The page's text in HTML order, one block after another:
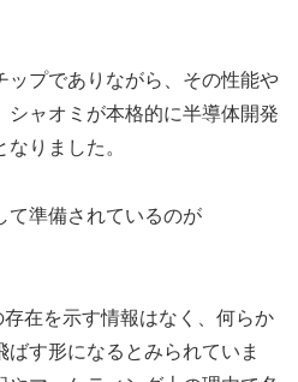
ップでありながら、その性能や
シャオミが本格的に半導体開発
りました。
て準備されているのが
在を示す情報はなく、何らか
す形になるとみられていま